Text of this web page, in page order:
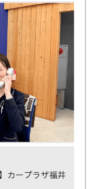
カープラザ福井